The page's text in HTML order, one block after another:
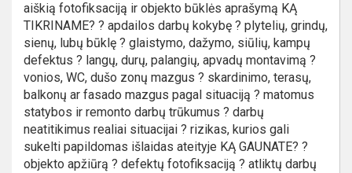
aiškią fotofiksaciją ir objekto būklės aprašymą KĄ
TIKRINAME? ? apdailos darbų kokybę ? plytelių, grindų,
sienų, lubų būklę ? glaistymo, dažymo, siūlių, kampų
defektus ? langų, durų, palangių, apvadų montavimą ?
vonios, WC, dušo zonų mazgus ? skardinimo, terasų,
balkonų ar fasado mazgus pagal situaciją ? matomus
statybos ir remonto darbų trūkumus ? darbų
neatitikimus realiai situacijai ? rizikas, kurios gali
sukelti papildomas išlaidas ateityje KĄ GAUNATE? ?
objekto apžiūrą ? defektų fotofiksaciją ? atliktų darbų